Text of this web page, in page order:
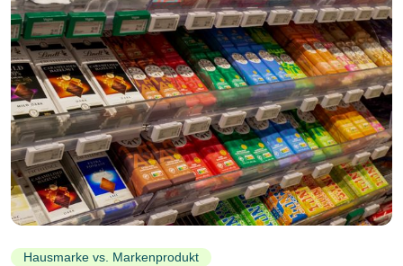
Hausmarke vs. Markenprodukt